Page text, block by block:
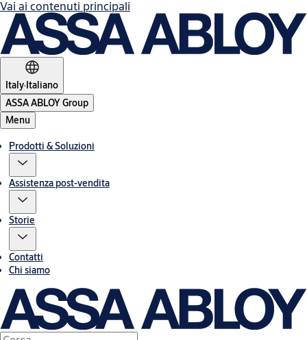
Vai ai contenuti principali
Italy·Italiano
ASSA ABLOY Group
Menu
Prodotti & Soluzioni
Assistenza post-vendita
Storie
Contatti
Chi siamo